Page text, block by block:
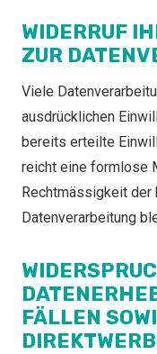
WIDERRUF
ZUR
Viele
ausdrücklichen
bereits erteilte
reicht eine formlose
Rechtmässigkeit
Datenverarbeitung
FÄLLEN